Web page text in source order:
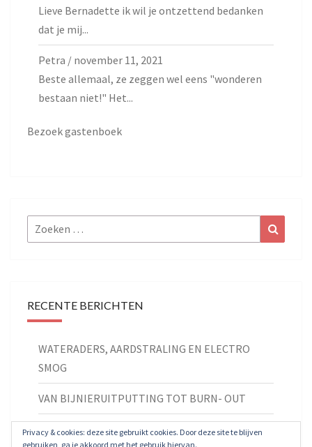
Lieve Bernadette ik wil je ontzettend bedanken
dat je mij...
Petra / november 11, 2021
Beste allemaal, ze zeggen wel eens "wonderen
bestaan niet!" Het...
Bezoek gastenboek
Zoeken
naar:
RECENTE BERICHTEN
WATERADERS, AARDSTRALING EN ELECTRO
SMOG
VAN BIJNIERUITPUTTING TOT BURN- OUT
Entiteiten en Geesten
Privacy & cookies: deze site gebruikt cookies. Door deze site te blijven
gebruiken, ga je akkoord met het gebruik hiervan.